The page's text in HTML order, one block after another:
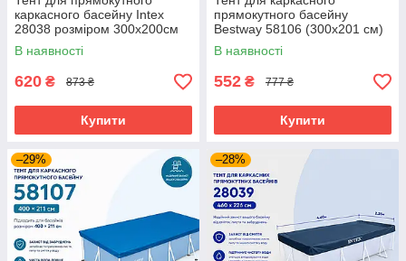
каркасного басейну Intex
28038 розміром 300х200см
В наявності
620 ₴ 873 ₴
Купити
прямокутного басейну
Bestway 58106 (300x201 см)
В наявності
552 ₴ 777 ₴
Купити
–29% –28%